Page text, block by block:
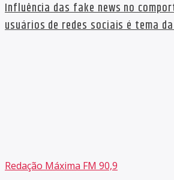
Influência das fake news no
usuários de redes sociais é tema
Redação Máxima FM 90,9